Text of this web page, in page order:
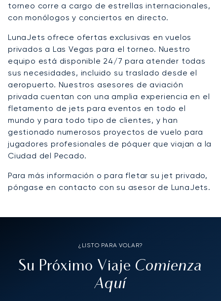
torneo corre a cargo de estrellas internacionales,
con monólogos y conciertos en directo.
LunaJets ofrece ofertas exclusivas en vuelos
privados a Las Vegas para el torneo. Nuestro
equipo está disponible 24/7 para atender todas
sus necesidades, incluido su traslado desde el
aeropuerto. Nuestros asesores de aviación
privada cuentan con una amplia experiencia en el
fletamento de jets para eventos en todo el
mundo y para todo tipo de clientes, y han
gestionado numerosos proyectos de vuelo para
jugadores profesionales de póquer que viajan a la
Ciudad del Pecado.
Para más información o para fletar su jet privado,
póngase en contacto con su asesor de LunaJets.
¿LISTO PARA VOLAR?
Su Próximo Viaje Comienza
Aquí